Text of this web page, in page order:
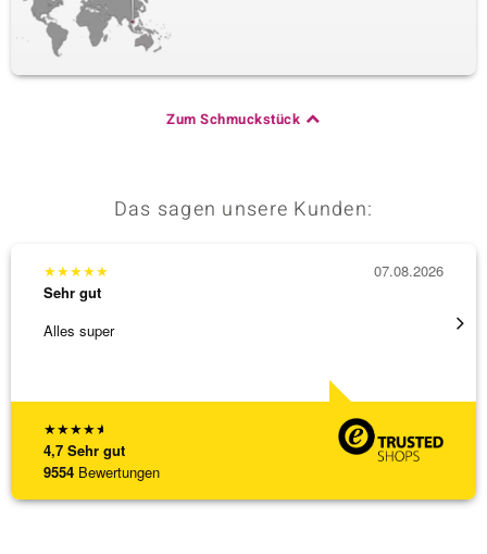
Zum Schmuckstück
Das sagen unsere Kunden:
★★★★★
4,7 Sehr gut
9554 Bewertungen
★★★★★
Sehr gut
Alles super
07.08.2026
Eine